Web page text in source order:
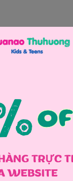
Đồ bơi